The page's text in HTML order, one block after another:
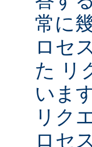
常に
ロセ
た リ
いま
リク
ロセ